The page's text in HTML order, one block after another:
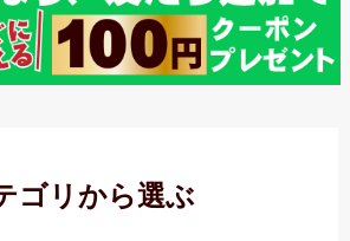
ゴリから選ぶ